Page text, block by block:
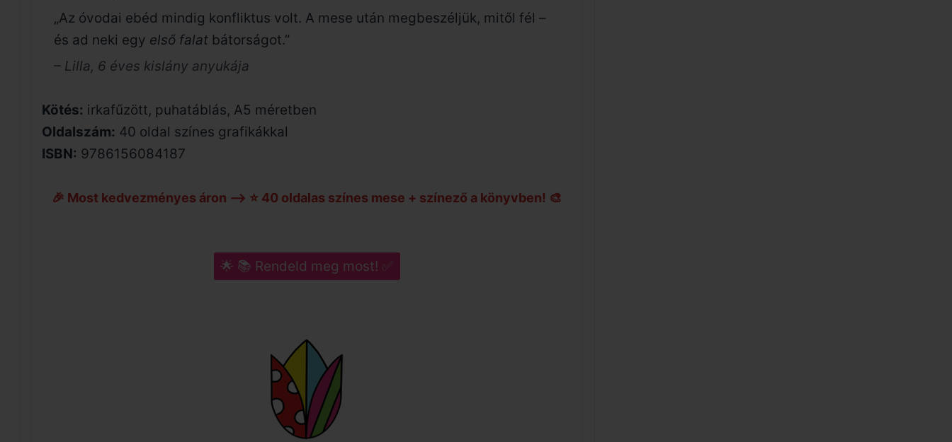
„Az óvodai ebéd mindig konfliktus volt. A mese után megbeszéljük, mitől fél –
és ad neki egy első falatbátorságot.”
– Lilla, 6 éves kislány anyukája
Kötés: irkafűzött, puhatáblás, A5 méretben
Oldalszám: 40 oldal színes grafikákkal
ISBN: 9786156084187
🎉 Most kedvezményes áron –> ⭐ 40 oldalas színes mese + színező a könyvben! 🎨
🌟 📚 Rendeld meg most! ✅